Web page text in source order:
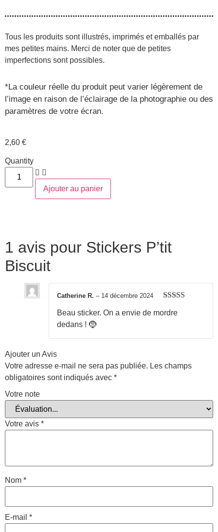
Tous les produits sont illustrés, imprimés et emballés par
mes petites mains. Merci de noter que de petites
imperfections sont possibles.
*La couleur réelle du produit peut varier légèrement de
l’image en raison de l’éclairage de la photographie ou des
paramètres de votre écran.
2,60 €
Quantity
Ajouter au panier
1 avis pour Stickers P’tit
Biscuit
Catherine R. – 14 décembre 2024
Beau sticker. On a envie de mordre
dedans ! 🤶
Ajouter un Avis
Votre adresse e-mail ne sera pas publiée. Les champs
obligatoires sont indiqués avec *
Votre note
Votre avis *
Nom *
E-mail *